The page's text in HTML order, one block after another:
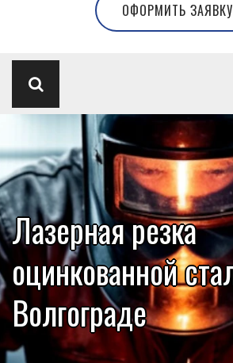
ОФОРМИТЬ ЗАЯВКУ
Лазерная резка
оцинкованной
Волгограде